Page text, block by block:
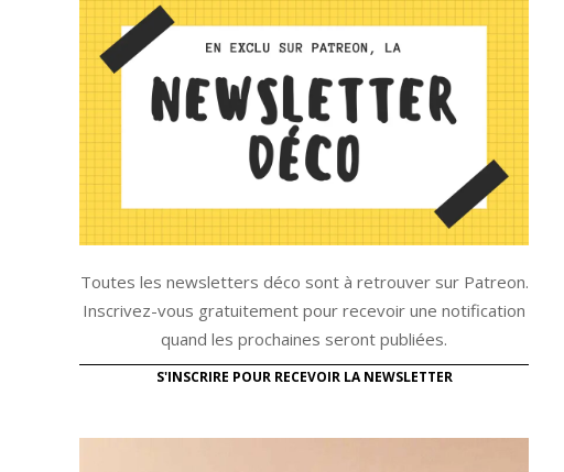
Toutes les newsletters déco sont à retrouver sur Patreon.
Inscrivez-vous gratuitement pour recevoir une notification
quand les prochaines seront publiées.
S'INSCRIRE POUR RECEVOIR LA NEWSLETTER